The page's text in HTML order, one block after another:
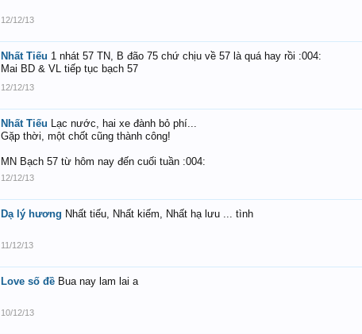
12/12/13
Nhất Tiếu 1 nhát 57 TN, B đão 75 chứ chịu về 57 là quá hay rồi :004:
Mai BD & VL tiếp tục bạch 57
12/12/13
Nhất Tiếu Lạc nước, hai xe đành bỏ phí...
Gặp thời, một chốt cũng thành công!
MN Bạch 57 từ hôm nay đến cuối tuần :004:
12/12/13
Dạ lý hương Nhất tiếu, Nhất kiếm, Nhất hạ lưu ... tình
11/12/13
Love số đề Bua nay lam lai a
10/12/13